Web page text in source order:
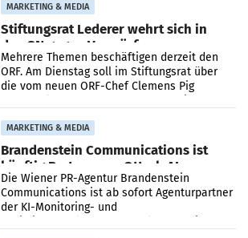
MARKETING & MEDIA
Stiftungsrat Lederer wehrt sich in
den SN gegen Vorwürfe
Mehrere Themen beschäftigen derzeit den
ORF. Am Dienstag soll im Stiftungsrat über
die vom neuen ORF-Chef Clemens Pig
MARKETING & MEDIA
Brandenstein Communications ist
künftig Partner von OtterlyAI
Die Wiener PR-Agentur Brandenstein
Communications ist ab sofort Agenturpartner
der KI-Monitoring- und